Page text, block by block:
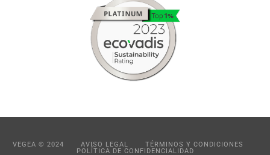
VEGEA © 2024 AVISO LEGAL
TÉRMINOS Y CONDICIONES
POLÍTICA DE CONFIDENCIALIDAD